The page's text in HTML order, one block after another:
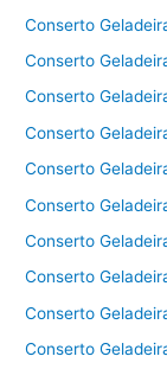
Conserto
Conserto
Conserto
Conserto
Conserto
Conserto
Conserto
Conserto
Conserto
Conserto